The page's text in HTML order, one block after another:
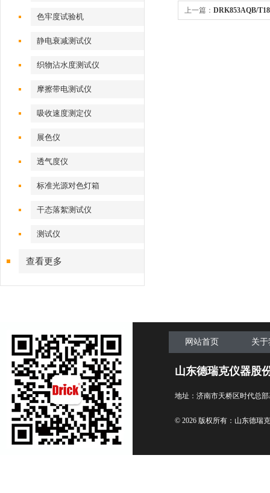
色牢度试验机
静电衰减测试仪
织物沾水度测试仪
摩擦带电测试仪
吸收速度测定仪
展色仪
透气度仪
标准光源对色灯箱
干态落絮测试仪
测试仪
查看更多
上一篇： DRK853AQB/
网站首页 关
山东德瑞克仪器股
地址：济南市天桥区时代总
© 2026 版权所有：山东德瑞